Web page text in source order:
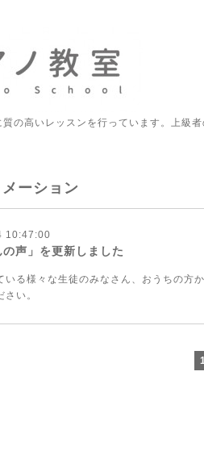
の高いレッスンを行っています。上級
ーション
10:47:00
の声」を更新しました
いる様々な生徒のみなさん、おうちの方
い。